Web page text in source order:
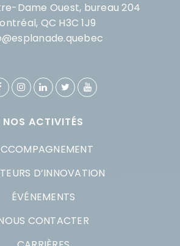
Dame Ouest, bureau 204
QC H3C 1J9
NOS ACTIVITÉS
D’INNOVATION
ÉVÉNEMENTS
CONTACTER